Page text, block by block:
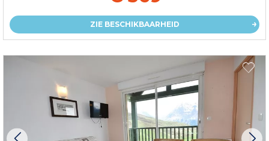
ZIE BESCHIKBAARHEID